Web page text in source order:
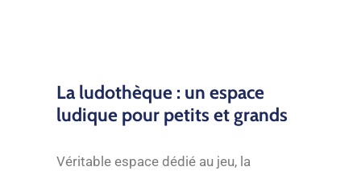
La ludothèque : un espace
ludique pour petits et grands
Véritable espace dédié au jeu, la